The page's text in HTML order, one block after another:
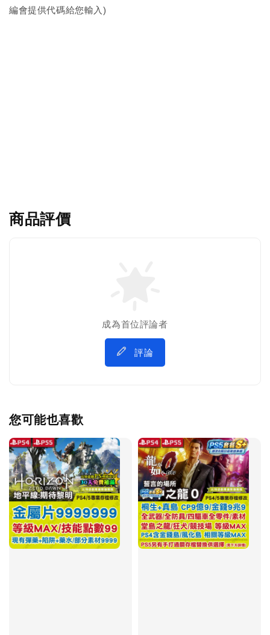
編會提供代碼給您輸入)
商品評價
成為首位評論者
評論
您可能也喜歡